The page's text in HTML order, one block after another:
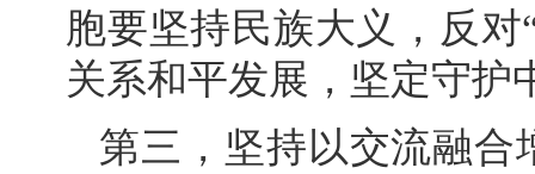
胞要坚持民族大义，反
关系和平发展，坚定守护
第三，坚持以交流融合